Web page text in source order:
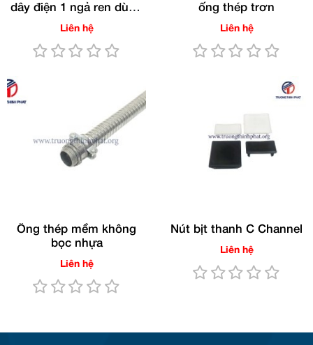
dây điện 1 ngả ren dùng
cho ống RSC/IMC
(Gang nhúng nóng)
Liên hệ
ống thép trơn
Liên hệ
Ống thép mềm không
bọc nhựa
Liên hệ
Nút bịt thanh C Channel
Liên hệ